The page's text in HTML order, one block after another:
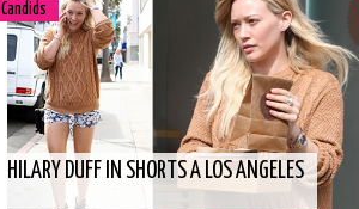
Candids
HILARY DUFF IN SHORTS A LOS ANGELES